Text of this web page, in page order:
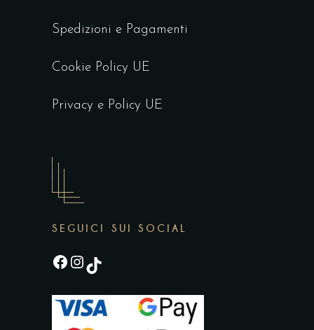
Spedizioni e Pagamenti
Cookie Policy UE
Privacy e Policy UE
SEGUICI SUI SOCIAL